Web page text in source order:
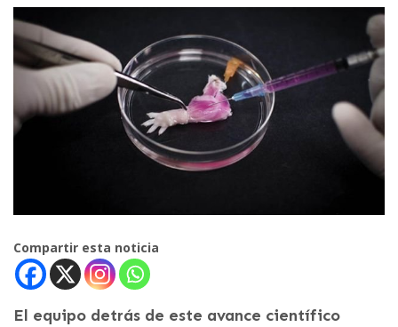
Compartir esta noticia
El equipo detrás de este avance científico